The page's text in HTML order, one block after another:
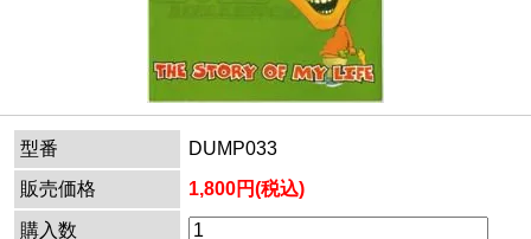
型番
DUMP033
販売価格
1,800円(税込)
購入数